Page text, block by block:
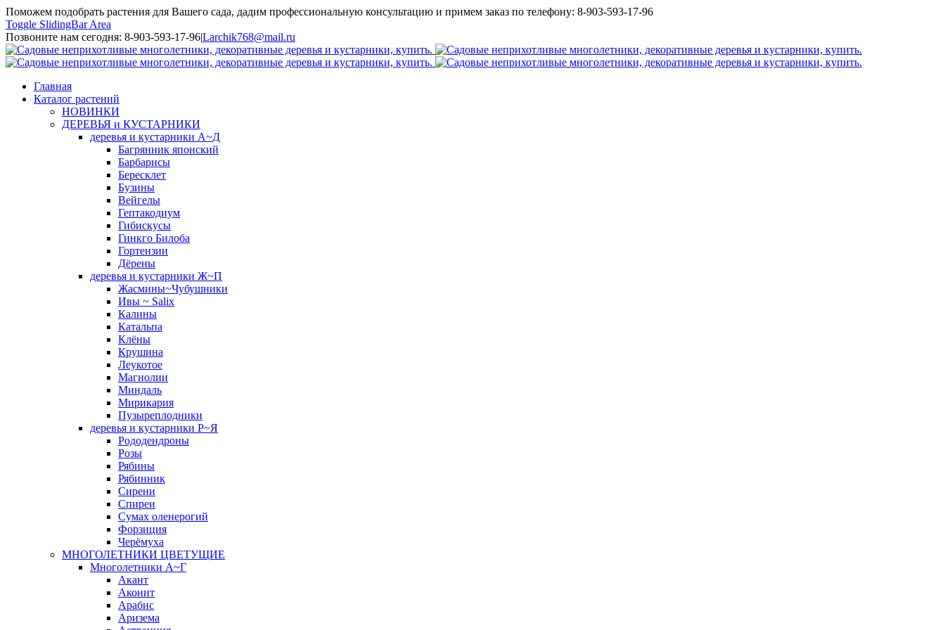
Поможем подобрать растения для Вашего сада, дадим профессиональную консультацию и примем заказ по телефону: 8-903-593-17-96
Toggle SlidingBar Area
Позвоните нам сегодня: 8-903-593-17-96|Larchik768@mail.ru
Главная
Каталог растений
НОВИНКИ
ДЕРЕВЬЯ и КУСТАРНИКИ
деревья и кустарники А~Д
Багрянник японский
Барбарисы
Бересклет
Бузины
Вейгелы
Гептакодиум
Гибискусы
Гинкго Билоба
Гортензии
Дёрены
деревья и кустарники Ж~П
Жасмины~Чубушники
Ивы ~ Salix
Калины
Катальпа
Клёны
Крушина
Леукотое
Магнолии
Миндаль
Мирикария
Пузыреплодники
деревья и кустарники Р~Я
Рододендроны
Розы
Рябины
Рябинник
Сирени
Спиреи
Сумах оленерогий
Форзиция
Черёмуха
МНОГОЛЕТНИКИ ЦВЕТУЩИЕ
Многолетники А~Г
Акант
Аконит
Арабис
Аризема